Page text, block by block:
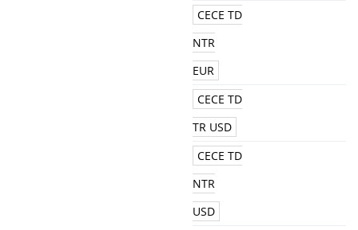
CECE TD
NTR
EUR
CECE TD
TR USD
CECE TD
NTR
USD